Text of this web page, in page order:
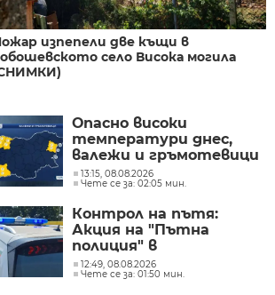
изпепели две къщи в
село Висока могила
Опасно високи
температури днес,
валежи и гръмотевици
утре
13:15, 08.08.2026
Чете се за: 02:05 мин.
Контрол на пътя:
Акция на "Пътна
полиция" в
Кюстендилско
(СНИМКИ)
12:49, 08.08.2026
Чете се за: 01:50 мин.